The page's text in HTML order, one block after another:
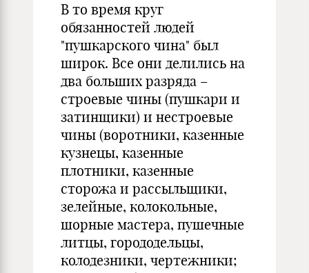
В то время круг
обязанностей людей
"пушкарского чина" был
широк. Все они делились на
два больших разряда –
строевые чины (пушкари и
затинщики) и нестроевые
чины (воротники, казенные
кузнецы, казенные
плотники, казенные
сторожа и рассыльщики,
зелейные, колокольные,
шорные мастера, пушечные
литцы, горододельцы,
колодезники, чертежники;